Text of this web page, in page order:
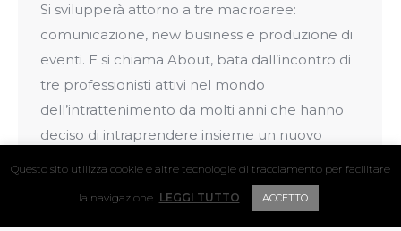
Si svilupperà attorno a tre macroaree:
comunicazione, new business e produzione di
eventi. E si chiama About, bata dall’incontro di
tre professionisti attivi nel mondo
dell’intrattenimento da molti anni che hanno
deciso di intraprendere insieme un nuovo
approccio e una visione al lavoro che si basa su
Questo sito utilizza cookie e altre tecnologie di tracciamento per facilitare
la navigazione. LEGGI TUTTO ACCETTO